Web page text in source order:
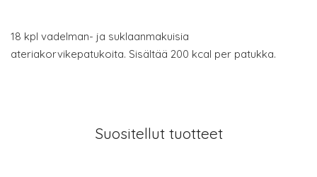
18 kpl vadelman- ja suklaanmakuisia
ateriakorvikepatukoita. Sisältää 200 kcal per patukka.
Suositellut tuotteet